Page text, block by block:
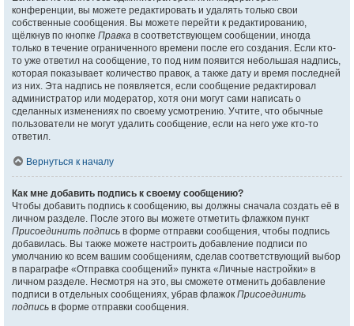
конференции, вы можете редактировать и удалять только свои
собственные сообщения. Вы можете перейти к редактированию,
щёлкнув по кнопке Правка в соответствующем сообщении, иногда
только в течение ограниченного времени после его создания. Если кто-
то уже ответил на сообщение, то под ним появится небольшая надпись,
которая показывает количество правок, а также дату и время последней
из них. Эта надпись не появляется, если сообщение редактировал
администратор или модератор, хотя они могут сами написать о
сделанных изменениях по своему усмотрению. Учтите, что обычные
пользователи не могут удалить сообщение, если на него уже кто-то
ответил.
Вернуться к началу
Как мне добавить подпись к своему сообщению?
Чтобы добавить подпись к сообщению, вы должны сначала создать её в
личном разделе. После этого вы можете отметить флажком пункт
Присоединить подпись в форме отправки сообщения, чтобы подпись
добавилась. Вы также можете настроить добавление подписи по
умолчанию ко всем вашим сообщениям, сделав соответствующий выбор
в параграфе «Отправка сообщений» пункта «Личные настройки» в
личном разделе. Несмотря на это, вы сможете отменить добавление
подписи в отдельных сообщениях, убрав флажок Присоединить
подпись в форме отправки сообщения.